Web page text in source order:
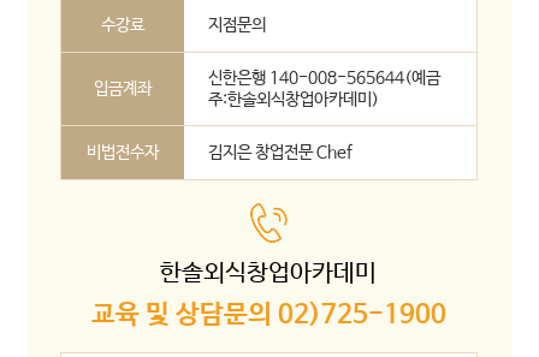
수강료 지점문의
입금계좌
신한은행 140-008-565644(예금
주:한솔외식창업아카데미)
비법전수자 김지은 창업전문 Chef
한솔외식창업아카데미
교육 및 상담문의 02)725-1900